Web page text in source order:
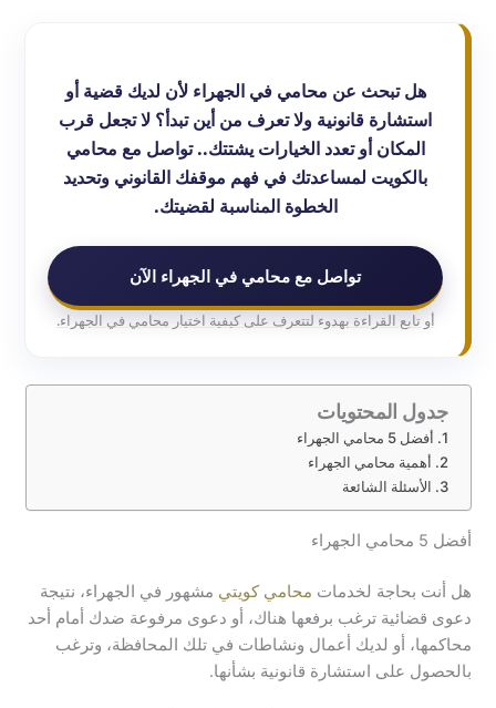
هل تبحث عن محامي في الجهراء لأن لديك قضية أو
استشارة قانونية ولا تعرف من أين تبدأ؟ لا تجعل قرب
المكان أو تعدد الخيارات يشتتك.. تواصل مع محامي
بالكويت لمساعدتك في فهم موقفك القانوني وتحديد
الخطوة المناسبة لقضيتك.
تواصل مع محامي في الجهراء الآن
أو تابع القراءة بهدوء لتتعرف على كيفية اختيار محامي في الجهراء.
جدول المحتويات
أفضل 5 محامي الجهراء
أهمية محامي الجهراء
الأسئلة الشائعة
أفضل 5 محامي الجهراء
هل أنت بحاجة لخدمات محامي كويتي مشهور في الجهراء، نتيجة
دعوى قضائية ترغب برفعها هناك، أو دعوى مرفوعة ضدك أمام أحد
محاكمها، أو لديك أعمال ونشاطات في تلك المحافظة، وترغب
بالحصول على استشارة قانونية بشأنها.